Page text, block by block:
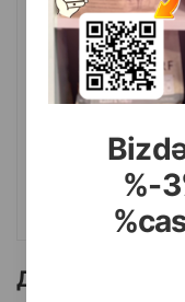
%-
( Отзывы)
Масса
Другие